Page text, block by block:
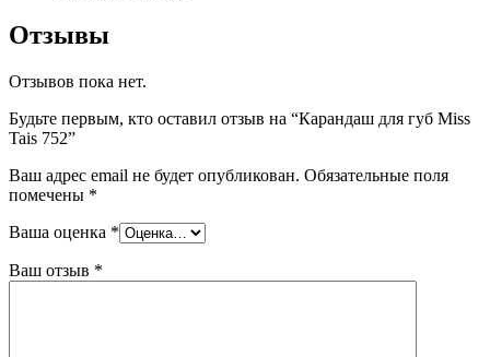
Отзывы
Отзывов пока нет.
Будьте первым, кто оставил отзыв на “Карандаш для губ Miss
Tais 752”
Ваш адрес email не будет опубликован. Обязательные поля
помечены *
Ваша оценка *
Ваш отзыв *